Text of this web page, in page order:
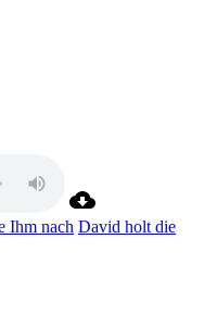
Ihm nach David holt die